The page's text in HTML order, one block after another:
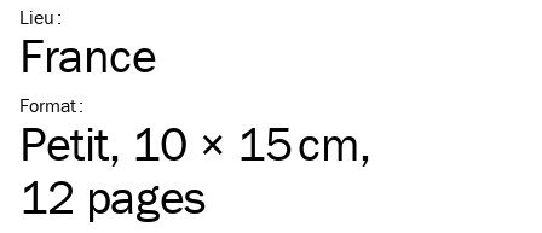
Lieu :
France
Format:
Petit, 10 × 15 cm,
12 pages